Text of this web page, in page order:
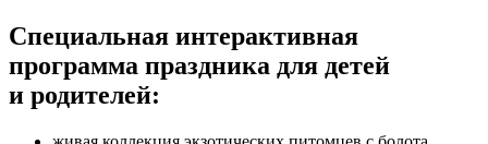
Специальная интерактивная
программа праздника для детей
и родителей: